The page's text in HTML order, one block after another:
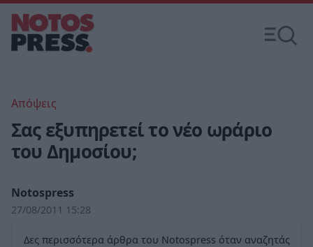
Απόψεις
Σας εξυπηρετεί το νέο ωράριο
του Δημοσίου;
Notospress
27/08/2011 15:28
Δες περισσότερα άρθρα του Notospress όταν αναζητάς